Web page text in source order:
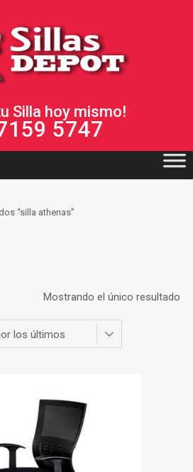
Silla hoy mismo!
5747
“silla athenas”
Mostrando el único resultado